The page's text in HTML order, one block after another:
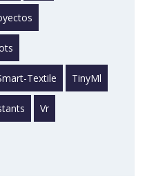
Textile TinyMl
Vr